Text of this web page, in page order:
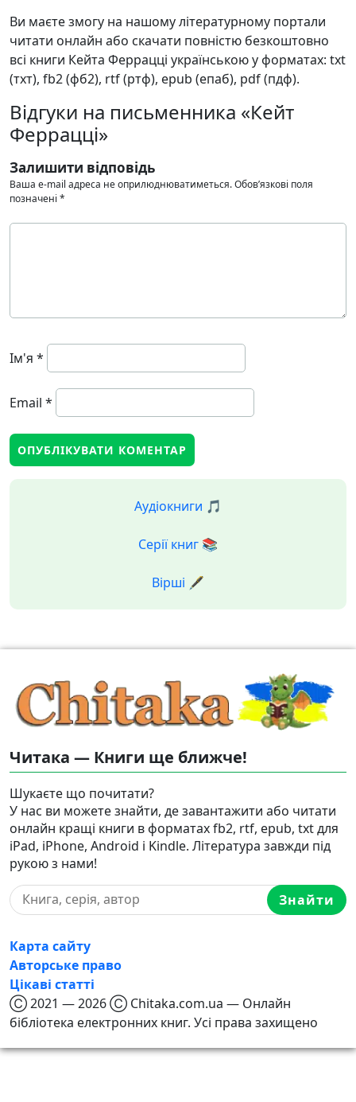
Ви маєте змогу на нашому літературному портали
читати онлайн або скачати повністю безкоштовно
всі книги Кейта Феррацці українською у форматах: txt
(тхт), fb2 (фб2), rtf (ртф), epub (епаб), pdf (пдф).
Відгуки на письменника «Кейт
Феррацці»
Залишити відповідь
Ваша e-mail адреса не оприлюднюватиметься.Обов’язкові поля
позначені *
Ім'я *
Email *
Аудіокниги 🎵
Серії книг 📚
Вірші 🖋️
Читака — Книги ще ближче!
Шукаєте що почитати?
У нас ви можете знайти, де завантажити або читати
онлайн кращі книги в форматах fb2, rtf, epub, txt для
iPad, iPhone, Android і Kindle. Література завжди під
рукою з нами!
Знайти
Карта сайту
Авторське право
Цікаві статті
Ⓒ 2021 — 2026 Ⓒ Chitaka.com.ua — Онлайн
бібліотека електронних книг. Усі права захищено